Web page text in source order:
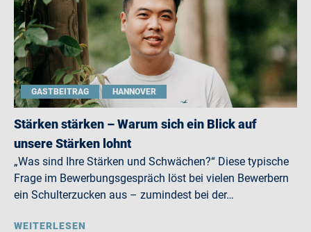
GASTBEITRAG HANNOVER
Stärken stärken – Warum sich ein Blick auf
unsere Stärken lohnt
„Was sind Ihre Stärken und Schwächen?“ Diese typische
Frage im Bewerbungsgespräch löst bei vielen Bewerbern
ein Schulterzucken aus – zumindest bei der…
WEITERLESEN